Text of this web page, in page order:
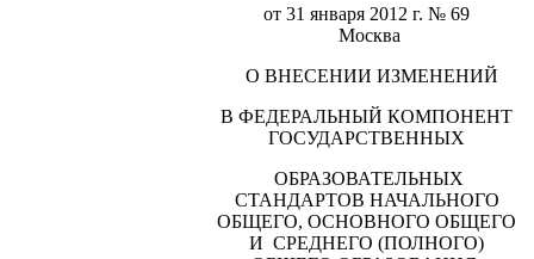
от 31 января 2012 г. № 69
Москва
О ВНЕСЕНИИ ИЗМЕНЕНИЙ
В ФЕДЕРАЛЬНЫЙ КОМПОНЕНТ
ГОСУДАРСТВЕННЫХ
ОБРАЗОВАТЕЛЬНЫХ
СТАНДАРТОВ НАЧАЛЬНОГО
ОБЩЕГО, ОСНОВНОГО ОБЩЕГО
И СРЕДНЕГО (ПОЛНОГО)